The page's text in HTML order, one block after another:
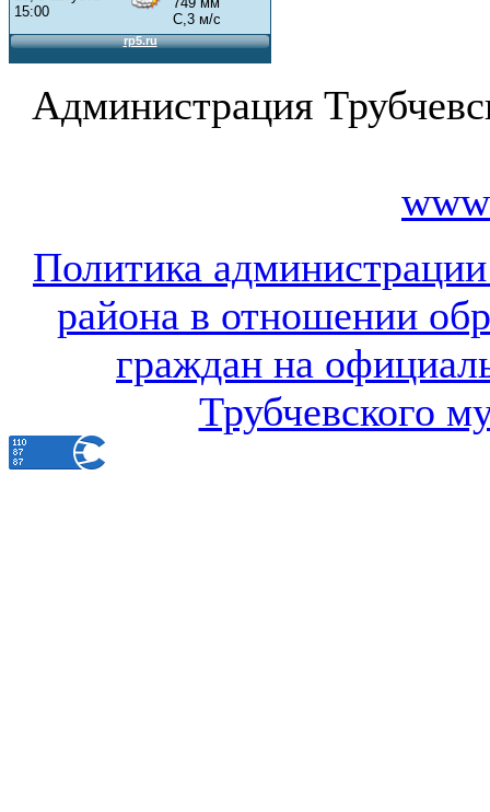
Администрация
Политика
района в отношении
граждан на
Трубчевского